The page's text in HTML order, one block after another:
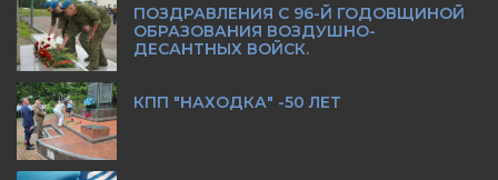
ПОЗДРАВЛЕНИЯ С 96-Й ГОДОВЩИНОЙ
ОБРАЗОВАНИЯ ВОЗДУШНО-
ДЕСАНТНЫХ ВОЙСК.
КПП "НАХОДКА" -50 ЛЕТ